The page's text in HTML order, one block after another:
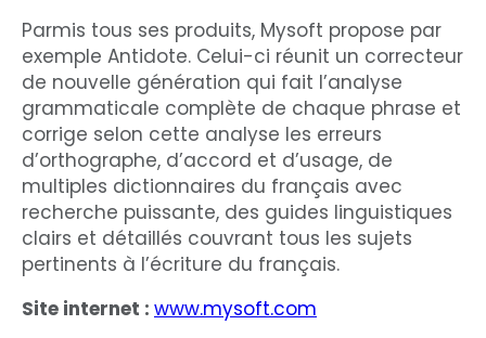
Parmis tous ses produits, Mysoft propose par
exemple Antidote. Celui-ci réunit un correcteur
de nouvelle génération qui fait l’analyse
grammaticale complète de chaque phrase et
corrige selon cette analyse les erreurs
d’orthographe, d’accord et d’usage, de
multiples dictionnaires du français avec
recherche puissante, des guides linguistiques
clairs et détaillés couvrant tous les sujets
pertinents à l’écriture du français.
Site internet : www.mysoft.com